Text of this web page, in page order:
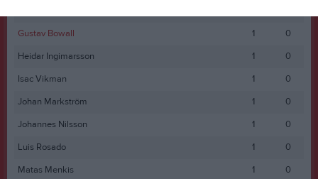
Gustav Bowall
1
0
Heidar Ingimarsson
1
0
Isac Vikman
1
0
Johan Markström
1
0
Johannes Nilsson
1
0
Luis Rosado
1
0
Matas Menkis
1
0